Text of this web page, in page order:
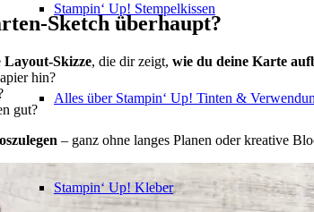
Stampin‘ Up! Stempelkissen
Alles über Stampin‘ Up! Tinten &
Stampin‘ Up! Kleber
Sketch überhaupt?
Layout-Skizze, die dir zeigt, wie du deine Karte
hin?
gut?
– ganz ohne langes Planen oder kreative